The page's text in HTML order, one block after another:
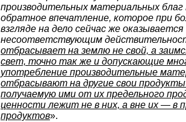
производительных материальных
обратное впечатление, которое при
взгляде на дело сейчас же оказывается
несоответствующим
отбрасывает на землю не свой, а
свет, точно так же и допускающие
употребление производительные
отбрасывают на другие свои
получаемую ими от их предельного
ценности лежит не в них, а вне их — в
продуктов».